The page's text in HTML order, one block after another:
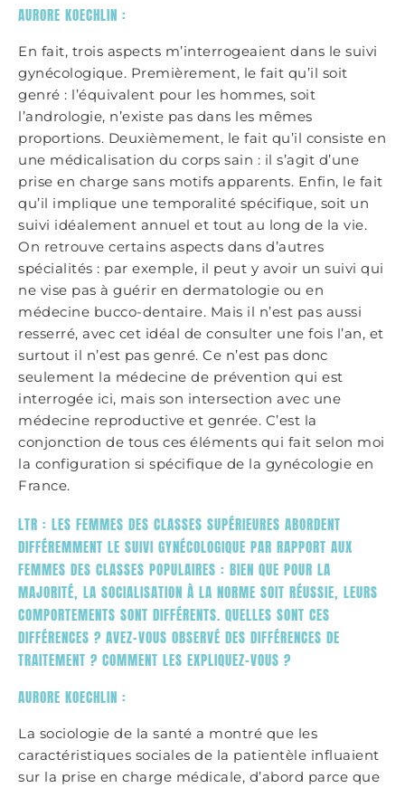
AURORE KOECHLIN :
En fait, trois aspects m’interrogeaient dans le suivi
gynécologique. Premièrement, le fait qu’il soit
genré : l’équivalent pour les hommes, soit
l’andrologie, n’existe pas dans les mêmes
proportions. Deuxièmement, le fait qu’il consiste en
une médicalisation du corps sain : il s’agit d’une
prise en charge sans motifs apparents. Enfin, le fait
qu’il implique une temporalité spécifique, soit un
suivi idéalement annuel et tout au long de la vie.
On retrouve certains aspects dans d’autres
spécialités : par exemple, il peut y avoir un suivi qui
ne vise pas à guérir en dermatologie ou en
médecine bucco-dentaire. Mais il n’est pas aussi
resserré, avec cet idéal de consulter une fois l’an, et
surtout il n’est pas genré. Ce n’est pas donc
seulement la médecine de prévention qui est
interrogée ici, mais son intersection avec une
médecine reproductive et genrée. C’est la
conjonction de tous ces éléments qui fait selon moi
la configuration si spécifique de la gynécologie en
France.
LTR : LES FEMMES DES CLASSES SUPÉRIEURES ABORDENT
DIFFÉREMMENT LE SUIVI GYNÉCOLOGIQUE PAR RAPPORT AUX
FEMMES DES CLASSES POPULAIRES : BIEN QUE POUR LA
MAJORITÉ, LA SOCIALISATION À LA NORME SOIT RÉUSSIE, LEURS
COMPORTEMENTS SONT DIFFÉRENTS. QUELLES SONT CES
DIFFÉRENCES ? AVEZ-VOUS OBSERVÉ DES DIFFÉRENCES DE
TRAITEMENT ? COMMENT LES EXPLIQUEZ-VOUS ?
AURORE KOECHLIN :
La sociologie de la santé a montré que les
caractéristiques sociales de la patientèle influaient
sur la prise en charge médicale, d’abord parce que